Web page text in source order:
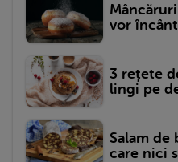
vor
3 rețete
lingi pe
Salam
care nici